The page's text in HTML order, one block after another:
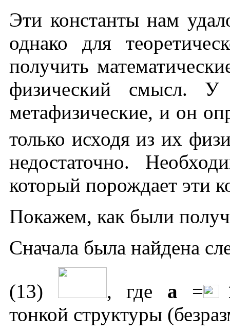
Эти константы нам
однако для
получить
физический смысл.
метафизические, и он
только исходя из их
недостаточно.
который порождает эти
Покажем, как были
Сначала была найдена
(13)
, где a =
тонкой структуры